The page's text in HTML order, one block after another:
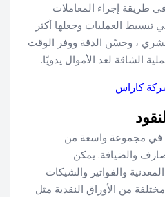
طريقة إجراء المعاملات
تبسيط العمليات وجعلها أكثر
، وحسّن الدقة ووفر الوقت
الشاقة لعد الأموال يدويًا.
كاراس
في مجموعة واسعة من
والضيافة. يمكن
والفواتير والشيكات
من الأوراق النقدية مثل